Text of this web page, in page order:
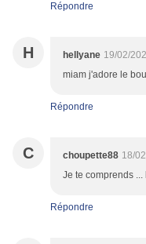
Répondre
H hellyane 19/02/
miam j'adore le
Répondre
C choupette88 18/
Je te comprends
Répondre